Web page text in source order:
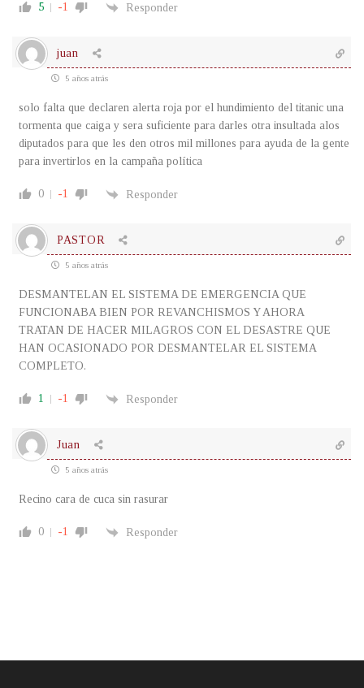
5 -1 Responder
juan
5 años atrás
solo falta que declaren alerta roja por el hundimiento del titanic una
tormenta que caiga y sera suficiente para darles otra insultada alos
diputados para que les den otros mil millones para ayuda de la gente
para invertirlos en la campaña política
0 -1 Responder
PASTOR
5 años atrás
DESMANTELAN EL SISTEMA DE EMERGENCIA QUE
FUNCIONABA BIEN POR REVANCHISMOS Y AHORA
TRATAN DE HACER MILAGROS CON EL DESASTRE QUE
HAN OCASIONADO POR DESMANTELAR EL SISTEMA
COMPLETO.
1 -1 Responder
Juan
5 años atrás
Recino cara de cuca sin rasurar
0 -1 Responder